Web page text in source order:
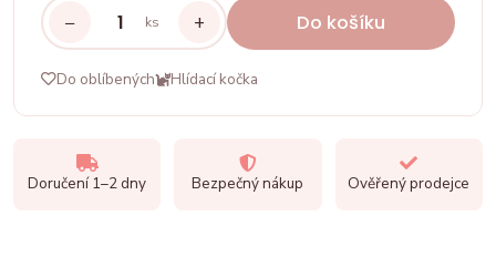
− ks + Do košíku
Do oblíbených Hlídací kočka
Doručení 1–2 dny Bezpečný nákup Ověřený prodejce